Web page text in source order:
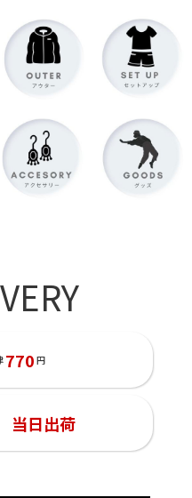
770 円
当日出荷